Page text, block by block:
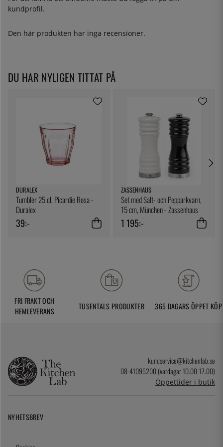
kundprofil.
Den här produkten har inga recensioner.
DU HAR NYLIGEN TITTAT PÅ
DURALEX
Tumbler 25 cl, Picardie Rosa -
Duralex
39:-
ZASSENHAUS
Set med Salt- och Pepparkvarn,
15 cm, München - Zassenhaus
1 195:-
FRI FRAKT OCH
HEMLEVERANS
TUSENTALS PRODUKTER 365 DAGARS ÖPPET KÖP
kundservice@kitchenlab.se
08-41095200 (vardagar 10.00-17.00)
Öppettider i butik
NYHETSBREV